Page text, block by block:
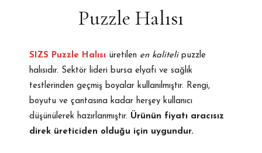
Puzzle Halısı
SIZS Puzzle Halısı üretilen en kalitelipuzzle
halısıdır. Sektör lideri bursa elyafı ve sağlık
testlerinden geçmiş boyalar kullanılmıştır. Rengi,
boyutu ve çantasına kadar herşey kullanıcı
düşünülerek hazırlanmıştır. Ürünün fiyatı aracısız
direk üreticiden olduğu için uygundur.